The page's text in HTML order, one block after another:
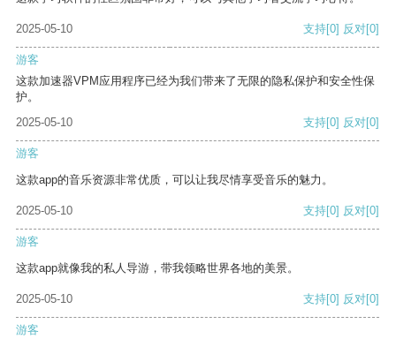
2025-05-10 支持[0] 反对[0]
游客
这款加速器VPM应用程序已经为我们带来了无限的隐私保护和安全性保
护。
2025-05-10
支持[0] 反对[0]
游客
这款app的音乐资源非常优质，可以让我尽情享受音乐的魅力。
2025-05-10 支持[0] 反对[0]
游客
这款app就像我的私人导游，带我领略世界各地的美景。
2025-05-10 支持[0] 反对[0]
游客